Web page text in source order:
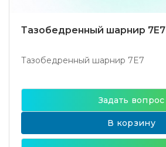
Тазобедренный шарнир 7E7
Тазобедренный шарнир 7E7
Задать вопрос
В корзину